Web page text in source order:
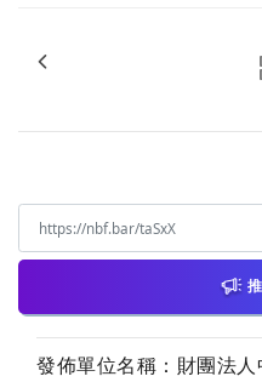
發佈單位名稱：財團法